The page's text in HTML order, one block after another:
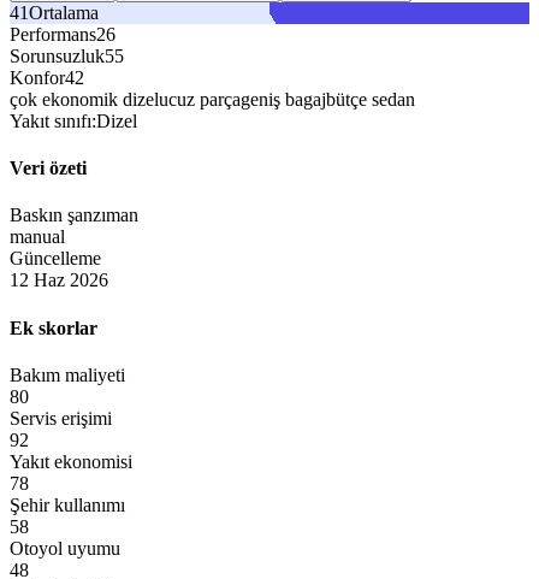
Ortalama
Performans
Sorunsuzluk
Konfor
çok ekonomik dizelucuz parçageniş bagajbütçe sedan
Yakıt sınıfı:Dizel
Veri özeti
Baskın şanzıman
manual
Güncelleme
12 Haz 2026
Ek skorlar
Bakım maliyeti
Servis erişimi
Yakıt ekonomisi
Şehir kullanımı
Otoyol uyumu